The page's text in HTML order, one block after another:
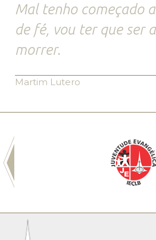
Mal tenho começado
de fé, vou ter que ser
morrer.
Martim Lutero